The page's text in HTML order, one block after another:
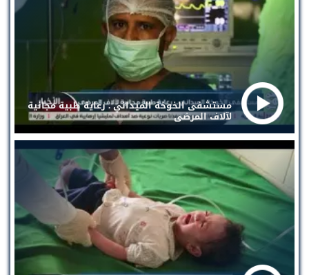
مستشفى الخوخة الميداني . رعاية طبية مجانية
لآلاف المرضى